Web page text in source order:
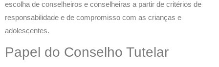
escolha de conselheiros e conselheiras a partir de critérios de
responsabilidade e de compromisso com as crianças e
adolescentes.
Papel do Conselho Tutelar